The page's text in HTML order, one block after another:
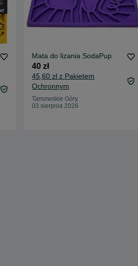
Mata do lizania SodaPup
40 zł
45,60 zł z Pakietem
Ochronnym
Tarnowskie Góry
03 sierpnia 2026